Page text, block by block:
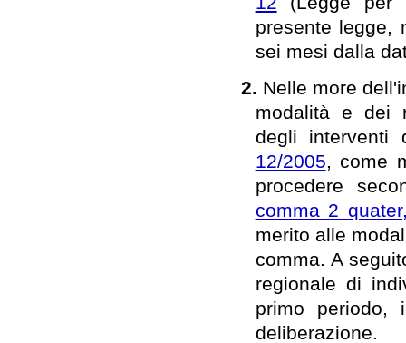
presente legge,
sei mesi dalla
2. Nelle more
modalità e dei
degli interventi
12/2005, come
procedere
comma 2
merito alle
comma. A
regionale di
primo periodo,
deliberazione.